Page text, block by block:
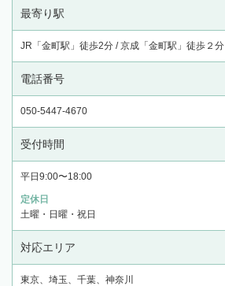
最寄り駅
JR「金町駅」徒歩2分 / 京成「金町駅」徒歩２分
電話番号
050-5447-4670
受付時間
平日9:00〜18:00
定休日
土曜・日曜・祝日
対応エリア
東京、埼玉、千葉、神奈川